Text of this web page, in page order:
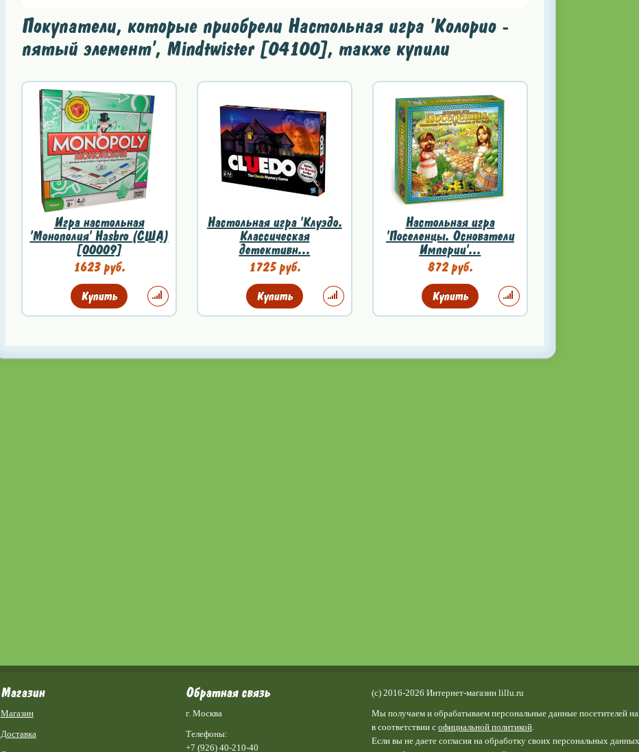
Покупатели, которые приобрели Настольная игра 'Колорио -
пятый элемент', Mindtwister [04100], также купили
Игра настольная
'Монополия' Hasbro (США)
[00009]
1623 руб.
Купить
Настольная игра 'Клуэдо.
Классическая
детективн...
1725 руб.
Купить
Настольная игра
'Поселенцы. Основатели
Империи'...
872 руб.
Купить
Магазин
Магазин
Доставка
Обратная связь
г. Москва
Телефоны:
+7 (926) 40-210-40
(c) 2016-2026 Интернет-магазин lillu.ru
Мы получаем и обрабатываем персональные данные посетителей
в соответствии с официальной политикой.
Если вы не даете согласия на обработку своих персональных